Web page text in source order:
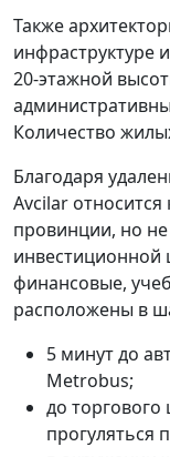
Также
инфраструктуре
20-этажной
Количество
Благодаря
Avcilar
провинции, но
инвестиционной
финансовые,
расположены в
5 минут до
Metrobus;
до
прогуляться